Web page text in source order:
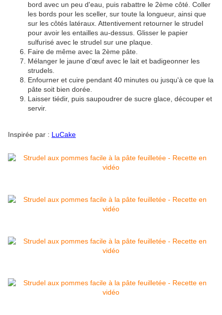
bord avec un peu d'eau, puis rabattre le 2ème côté. Coller
les bords pour les sceller, sur toute la longueur, ainsi que
sur les côtés latéraux. Attentivement retourner le strudel
pour avoir les entailles au-dessus. Glisser le papier
sulfurisé avec le strudel sur une plaque.
Faire de même avec la 2ème pâte.
Mélanger le jaune d’œuf avec le lait et badigeonner les
strudels.
Enfourner et cuire pendant 40 minutes ou jusqu'à ce que la
pâte soit bien dorée.
Laisser tiédir, puis saupoudrer de sucre glace, découper et
servir.
Inspirée par : LuCake